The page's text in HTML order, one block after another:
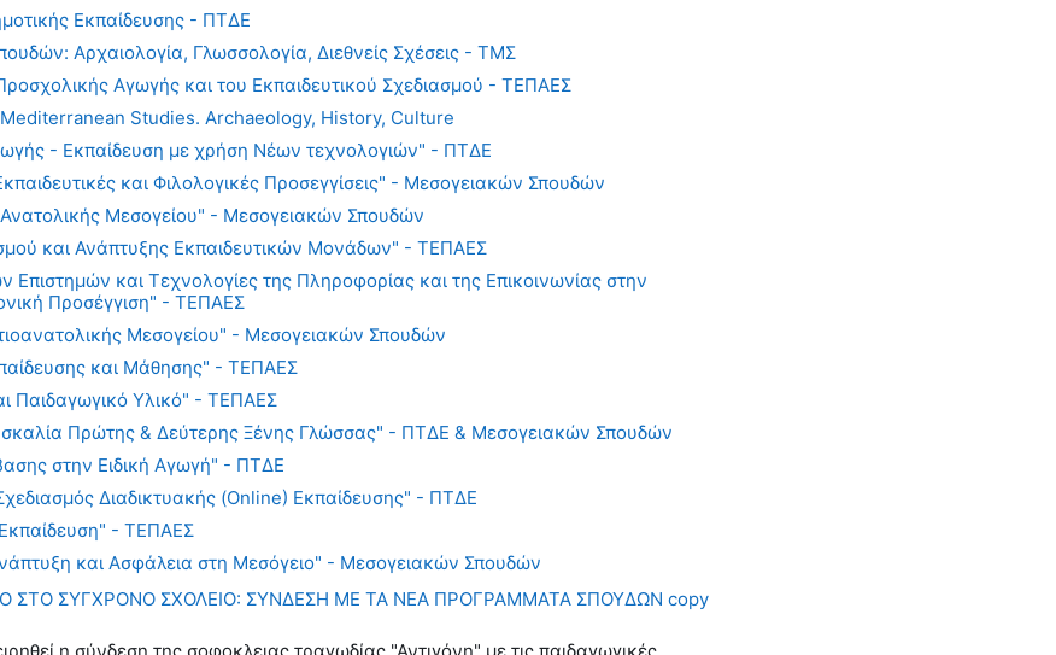
Εκπαίδευσης - ΠΤΔΕ
Αρχαιολογία, Γλωσσολογία, Διεθνείς Σχέσεις - ΤΜΣ
Αγωγής και του Εκπαιδευτικού Σχεδιασμού - ΤΕΠΑΕΣ
Studies. Archaeology, History, Culture
- Εκπαίδευση με χρήση Νέων τεχνολογιών" - ΠΤΔΕ
και Φιλολογικές Προσεγγίσεις" - Μεσογειακών Σπουδών
Μεσογείου" - Μεσογειακών Σπουδών
και Ανάπτυξης Εκπαιδευτικών Μονάδων" - ΤΕΠΑΕΣ
Επιστημών και Τεχνολογίες της Πληροφορίας και της Επικοινωνίας στην
Προσέγγιση" - ΤΕΠΑΕΣ
Μεσογείου" - Μεσογειακών Σπουδών
και Μάθησης" - ΤΕΠΑΕΣ
Παιδαγωγικό Υλικό" - ΤΕΠΑΕΣ
Πρώτης & Δεύτερης Ξένης Γλώσσας" - ΠΤΔΕ & Μεσογειακών Σπουδών
στην Ειδική Αγωγή" - ΠΤΔΕ
Διαδικτυακής (Online) Εκπαίδευσης" - ΠΤΔΕ
- ΤΕΠΑΕΣ
και Ασφάλεια στη Μεσόγειο" - Μεσογειακών Σπουδών
ΣΤΟ ΣΥΓΧΡΟΝΟ ΣΧΟΛΕΙΟ: ΣΥΝΔΕΣΗ ΜΕ ΤΑ ΝΕΑ ΠΡΟΓΡΑΜΜΑΤΑ ΣΠΟΥΔΩΝ copy